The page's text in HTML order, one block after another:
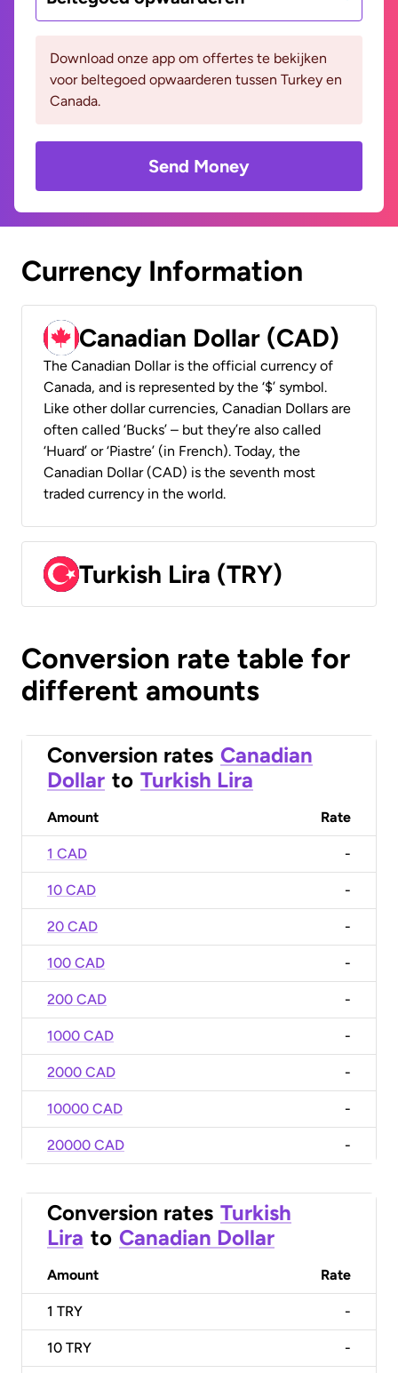
Download onze app om offertes te bekijken
voor beltegoed opwaarderen tussen Turkey en
Canada.
Send Money
Currency Information
Canadian Dollar (CAD)
The Canadian Dollar is the official currency of
Canada, and is represented by the ‘$’ symbol.
Like other dollar currencies, Canadian Dollars are
often called ‘Bucks’ – but they’re also called
‘Huard’ or ‘Piastre’ (in French). Today, the
Canadian Dollar (CAD) is the seventh most
traded currency in the world.
Turkish Lira (TRY)
Conversion rate table for
different amounts
Conversion rates Canadian
Dollar to Turkish Lira
Amount Rate
1 CAD -
10 CAD -
20 CAD -
100 CAD -
200 CAD -
1000 CAD -
2000 CAD -
10000 CAD -
20000 CAD -
Conversion rates Turkish
Lira to Canadian Dollar
Amount Rate
1 TRY -
10 TRY -